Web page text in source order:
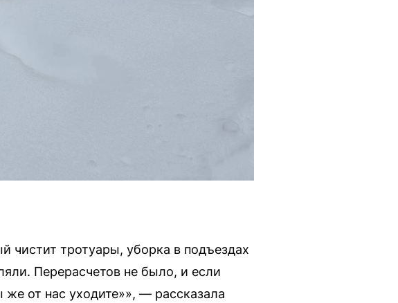
чистит тротуары, уборка в подъездах
Перерасчетов не было, и если
от нас уходите»», — рассказала